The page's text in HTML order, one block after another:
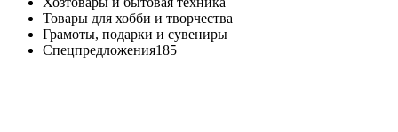
Товары для хобби и творчества
Грамоты, подарки и сувениры
Спецпредложения185